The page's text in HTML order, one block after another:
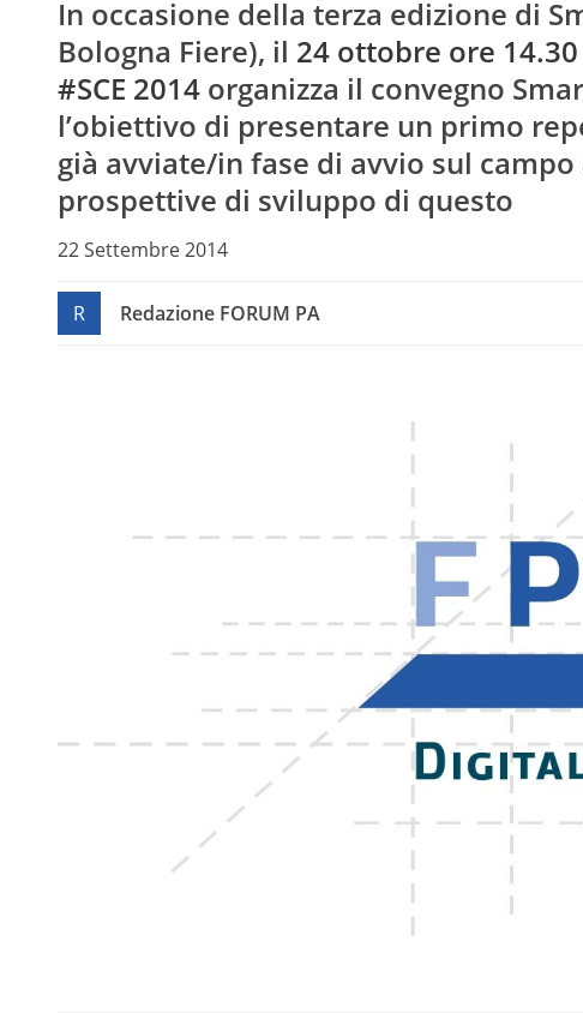
In occasione della terza edizione di
Bologna Fiere), il 24 ottobre ore
#SCE 2014 organizza il convegno
l’obiettivo di presentare un primo
già avviate/in fase di avvio sul
prospettive di sviluppo di questo
22 Settembre 2014
R Redazione FORUM PA